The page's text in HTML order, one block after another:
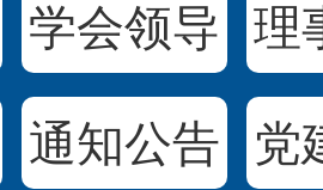
学会领导 理
通知公告 党